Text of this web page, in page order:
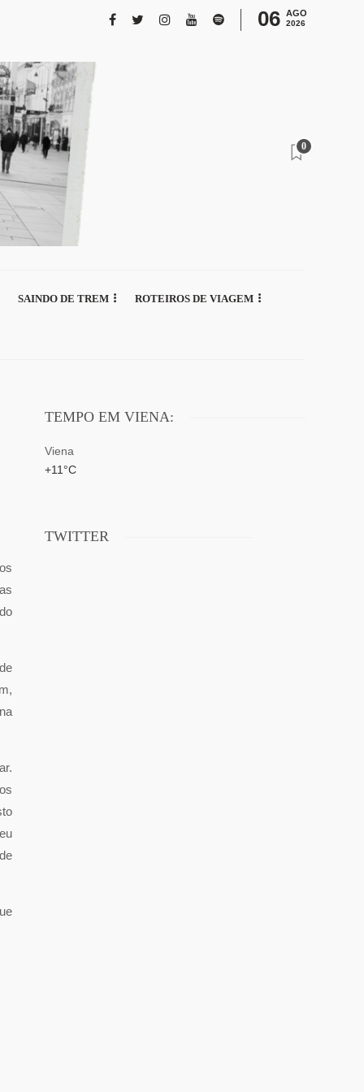
06 AGO
2026
0
SAINDO DE TREM ROTEIROS DE VIAGEM
TEMPO EM VIENA:
Viena
+11°C
TWITTER